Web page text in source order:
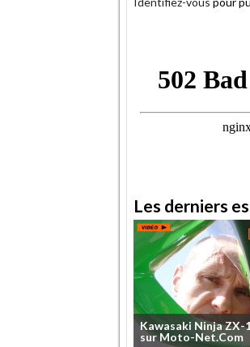
Les derniers
Kawasaki NinjaZX-
sur Moto-Net.Com